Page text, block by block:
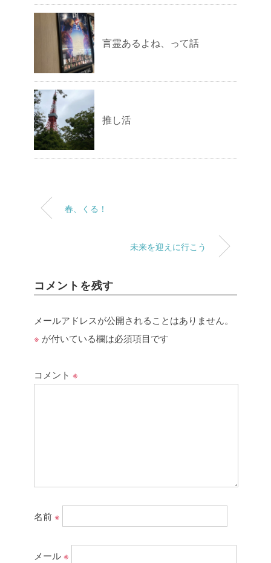
言霊あるよね、って話
推し活
春、くる！
未来を迎えに行こう
コメントを残す
メールアドレスが公開されることはありません。
※ が付いている欄は必須項目です
コメント ※
名前※
メール※